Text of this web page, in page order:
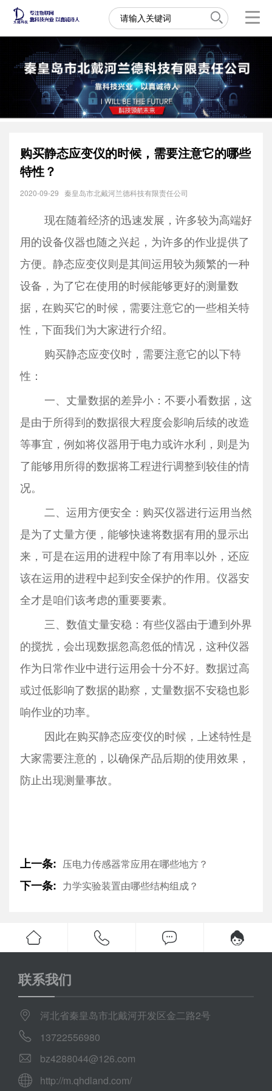
购买静态应变仪的时候，需要注意它的哪些
特性？
2020-09-29 秦皇岛市北戴河兰德科技有限责任公司
现在随着经济的迅速发展，许多较为高端好
用的设备仪器也随之兴起，为许多的作业提供了
方便。 静态应变仪则是其间运用较为频繁的一种
设备，为了它在使用的时候能够更好的测量数
据，在购买它的时候，需要注意它的一些相关特
性，下面我们为大家进行介绍。
购买静态应变仪时，需要注意它的以下特
性：
一、丈量数据的差异小：不要小看数据，这
是由于所得到的数据很大程度会影响后续的改造
等事宜，例如将仪器用于电力或许水利，则是为
了能够用所得的数据将工程进行调整到较佳的情
况。
二、运用方便安全：购买仪器进行运用当然
是为了丈量方便，能够快速将数据有用的显示出
来，可是在运用的进程中除了有用率以外，还应
该在运用的进程中起到安全保护的作用。仪器安
全才是咱们该考虑的重要要素。
三、数值丈量安稳：有些仪器由于遭到外界
的搅扰，会出现数据忽高忽低的情况，这种仪器
作为日常作业中进行运用会十分不好。数据过高
或过低影响了数据的勘察，丈量数据不安稳也影
响作业的功率。
因此在购买静态应变仪的时候，上述特性是
大家需要注意的，以确保产品后期的使用效果，
防止出现测量事故。
上一条: 压电力传感器常应用在哪些地方？
下一条: 力学实验装置由哪些结构组成？
联系我们
河北省秦皇岛市北戴河开发区金二路2号
13722556980
bz4288044@126.com
http://m.qhdland.com/